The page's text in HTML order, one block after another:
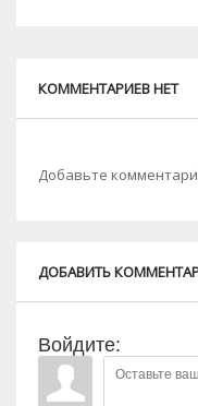
КОММЕНТАРИЕВ НЕТ
Добавьте
ДОБАВИТЬ
Войдите: